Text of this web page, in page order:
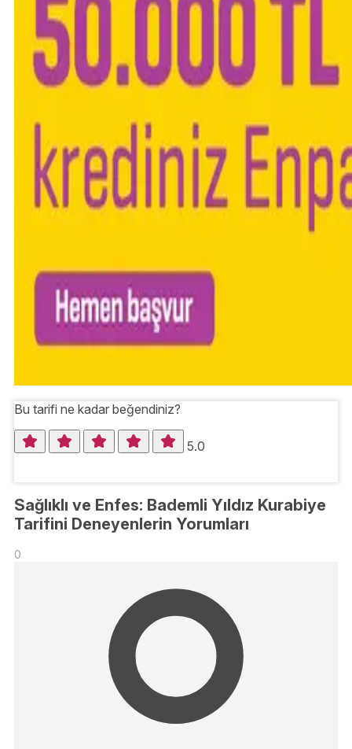
Bu tarifi ne kadar beğendiniz?
5.0
Sağlıklı ve Enfes: Bademli Yıldız Kurabiye
Tarifini Deneyenlerin Yorumları
0